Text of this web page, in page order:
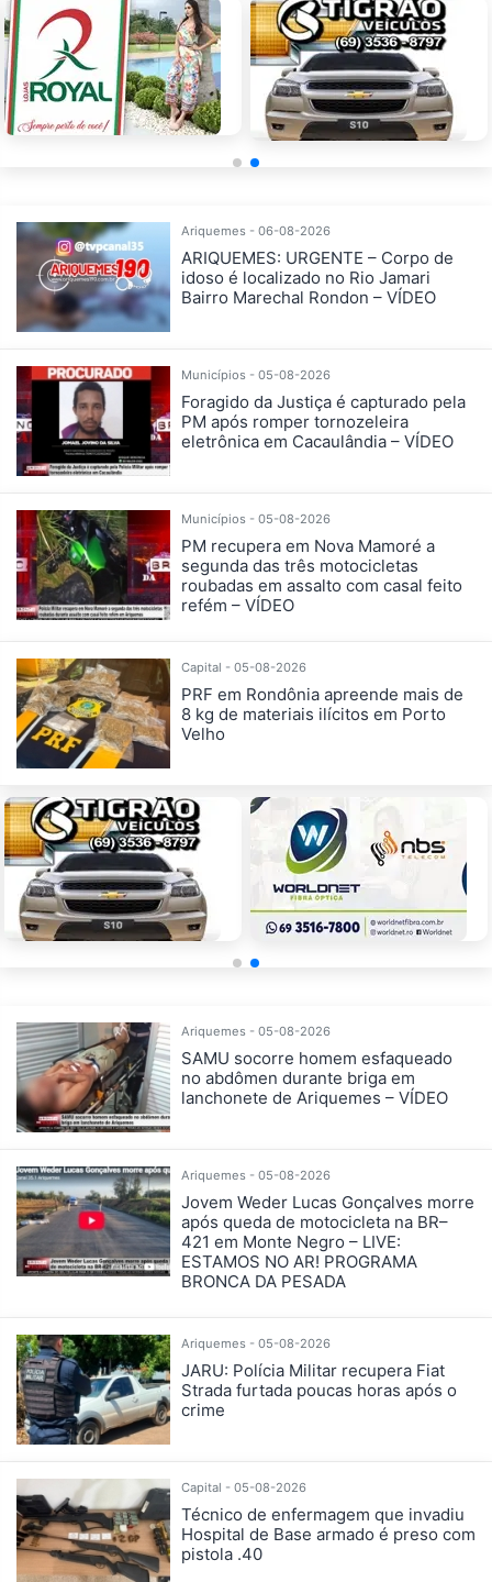
Ariquemes - 06-08-2026
ARIQUEMES: URGENTE – Corpo de
idoso é localizado no Rio Jamari
Bairro Marechal Rondon – VÍDEO
Municípios - 05-08-2026
Foragido da Justiça é capturado pela
PM após romper tornozeleira
eletrônica em Cacaulândia – VÍDEO
Municípios - 05-08-2026
PM recupera em Nova Mamoré a
segunda das três motocicletas
roubadas em assalto com casal feito
refém – VÍDEO
Capital - 05-08-2026
PRF em Rondônia apreende mais de
8 kg de materiais ilícitos em Porto
Velho
Ariquemes - 05-08-2026
SAMU socorre homem esfaqueado
no abdômen durante briga em
lanchonete de Ariquemes – VÍDEO
Ariquemes - 05-08-2026
Jovem Weder Lucas Gonçalves morre
após queda de motocicleta na BR–
421 em Monte Negro – LIVE:
ESTAMOS NO AR! PROGRAMA
BRONCA DA PESADA
Ariquemes - 05-08-2026
JARU: Polícia Militar recupera Fiat
Strada furtada poucas horas após o
crime
Capital - 05-08-2026
Técnico de enfermagem que invadiu
Hospital de Base armado é preso com
pistola .40